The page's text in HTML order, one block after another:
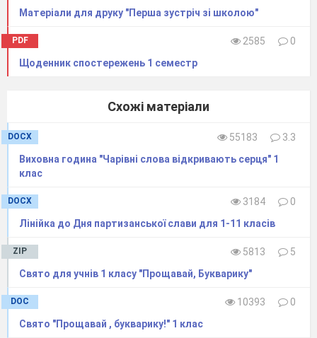
тризуб.
-Подивіться на наш прапор, якого він
кольору? А чи знаєте що означають ці
кольори?
-Герб-Тризуб, його можна побачити на
різних документах, печатках,
грошових купюрах.
-Гімн України-урочиста пісня, звучить
на всіх урочистих подіях.
-У нас на дошці є дерево ″Україна-наш
дім″.
-Зараз я вам роздам сердечка із
написом (Я люблю Україну) й ми
прикріпимо їх на наше дерево і покажемо
свою любов до нашої держави.(звучить
пісня ″Діти України″.)
Матеріали для друку "Перша зустріч зі школою"
PDF 2585
0
Щоденник спостережень 1 семестр
Схожі матеріали
DOCX 55183
3.3
Виховна година "Чарівні слова відкривають серця" 1
клас
DOCX 3184
0
Лінійка до Дня партизанської слави для 1-11 класів
ZIP 5813
5
Свято для учнів 1 класу "Прощавай, Букварику"
DOC 10393
0
Свято "Прощавай , букварику!" 1 клас